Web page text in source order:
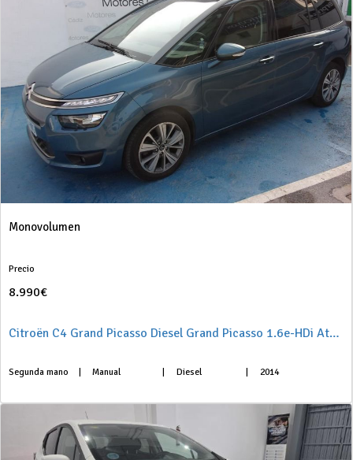
Monovolumen
Precio
8.990€
Citroën C4 Grand Picasso Diesel Grand Picasso 1.6e-HDi Attraction 115
Segunda mano Manual Diesel 2014